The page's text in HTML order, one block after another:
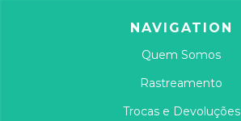
NAVIGATION
Quem Somos
Rastreamento
Trocas e Devoluções